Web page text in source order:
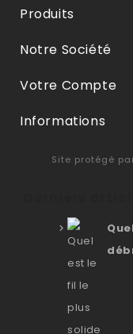
Produits
Notre Société
Votre Compte
Informations
Site protégé